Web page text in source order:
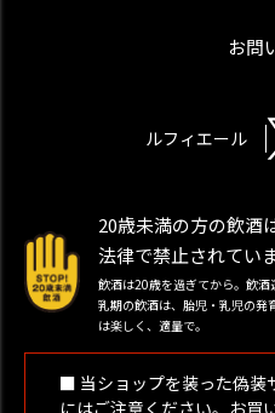
お問
ルフィエール
20歳未満の方の飲酒
法律で禁止されていま
飲酒は20歳を過ぎてから。飲
乳期の飲酒は、胎児・乳児の発
は楽しく、適量で。
■ 当ショップを装った偽装
にはご注意ください。お買